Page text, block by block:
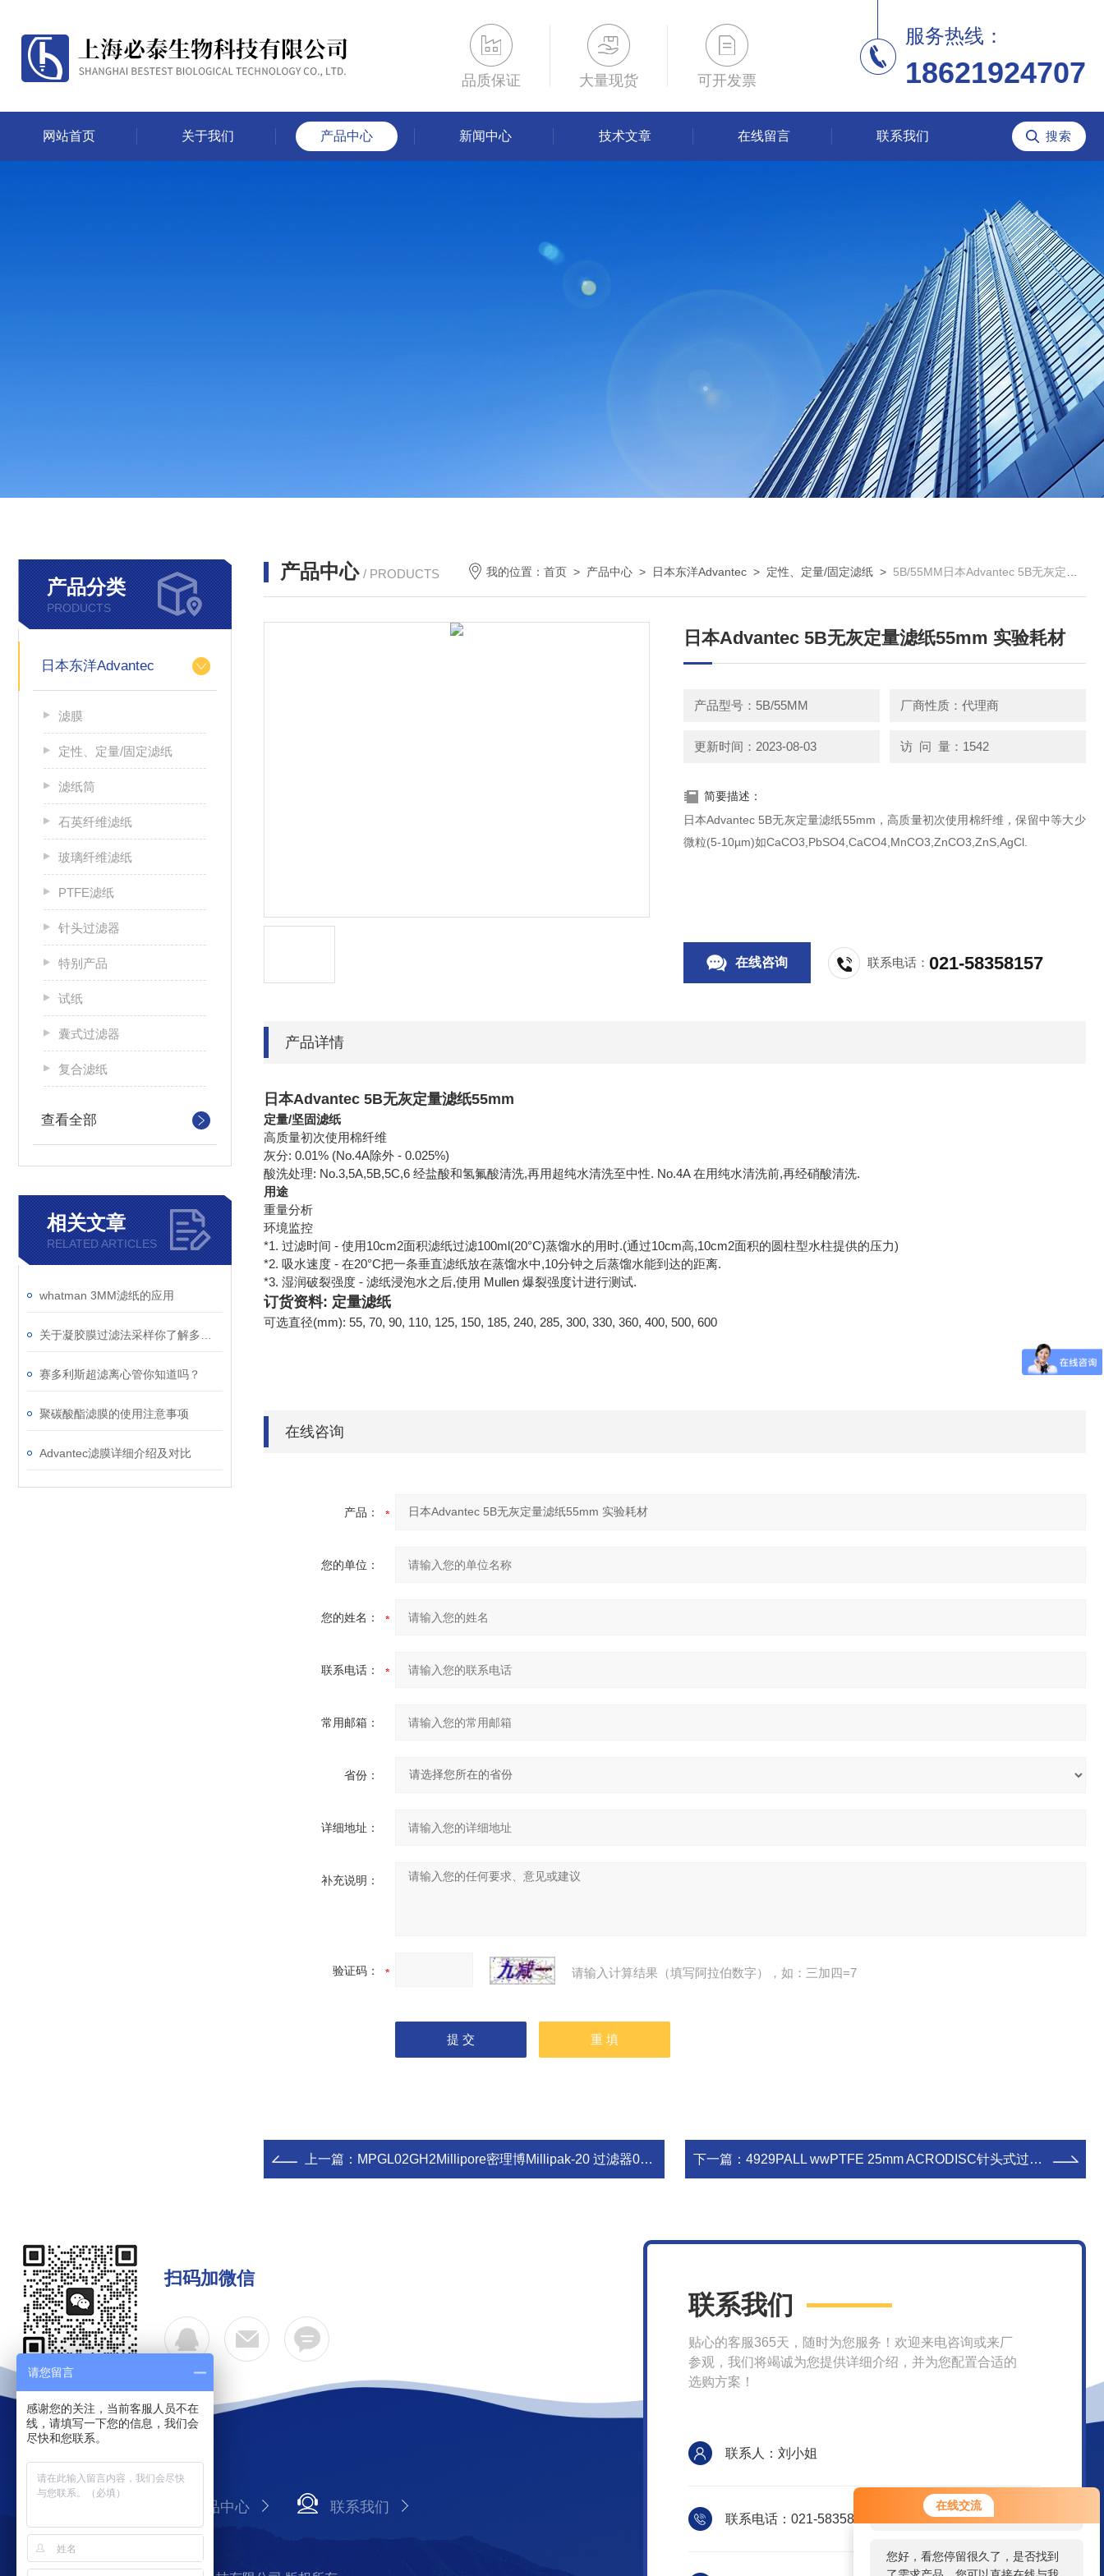
在线交流
您好！欢迎前来咨询，很高兴为您
服务，请问您要咨询什么问题呢？
您好，看您停留很久了，是否找到
品质保证 大量现货 可开发票
服务热线：
18621924707
网站首页 关于我们 产品中心 新闻中心 技术文章 在线留言 联系我们
产品分类
PRODUCTS
日本东洋Advantec
滤膜
定性、定量/固定滤纸
滤纸筒
石英纤维滤纸
玻璃纤维滤纸
PTFE滤纸
针头过滤器
特别产品
试纸
囊式过滤器
复合滤纸
查看全部
相关文章
RELATED ARTICLES
whatman 3MM滤纸的应用
赛多利斯超滤离心管你知道吗？
聚碳酸酯滤膜的使用注意事项
Advantec滤膜详细介绍及对比
产品中心 / PRODUCTS 我的位置：首页 > 产品中心 > 日本东洋Advantec > 定性、定量/固定滤纸 > 5B/55MM日本Advantec 5B无灰定量滤纸55mm 实验耗材
日本Advantec 5B无灰定量滤纸55mm 实验耗材
产品型号：5B/55MM 厂商性质：代理商
更新时间：2023-08-03 访 问 量：1542
简要描述：
日本Advantec 5B无灰定量滤纸55mm，高质量初次使用棉纤维，保留中等大少
微粒(5-10µm)如CaCO3,PbSO4,CaCO4,MnCO3,ZnCO3,ZnS,AgCl.
在线咨询 联系电话：021-58358157
产品详情
日本Advantec 5B无灰定量滤纸55mm
定量/坚固滤纸
高质量初次使用棉纤维
灰分: 0.01% (No.4A除外 - 0.025%)
酸洗处理: No.3,5A,5B,5C,6 经盐酸和氢氟酸清洗,再用超纯水清洗至中性. No.4A 在用纯水清洗前,再经硝酸清洗.
用途
重量分析
环境监控
*1. 过滤时间 - 使用10cm2面积滤纸过滤100ml(20°C)蒸馏水的用时.(通过10cm高,10cm2面积的圆柱型水柱提供的压力)
*2. 吸水速度 - 在20°C把一条垂直滤纸放在蒸馏水中,10分钟之后蒸馏水能到达的距离.
*3. 湿润破裂强度 - 滤纸浸泡水之后,使用 Mullen 爆裂强度计进行测试.
订货资料: 定量滤纸
可选直径(mm): 55, 70, 90, 110, 125, 150, 185, 240, 285, 300, 330, 360, 400, 500, 600
在线咨询
产品：
您的单位：
您的姓名：
联系电话：
常用邮箱：
省份：
详细地址：
补充说明：
验证码： 请输入计算结果（填写阿拉伯数字），如：三加四=7
上一篇： MPGL02GH2Millipore密理博Millipak-20 过滤器0.2um 实验室耗材 下一篇： 4929PALL wwPTFE 25mm ACRODISC针头式过滤器 实验耗材
扫码加微信
产品中心 联系我们
联系我们
贴心的客服365天，随时为您服务！欢迎来电咨询或来厂
参观，我们将竭诚为您提供详细介绍，并为您配置合适的
选购方案！
联系人：刘小姐
联系电话：021-58358157
请您留言
感谢您的关注，当前客服人员不在
线，请填写一下您的信息，我们会
尽快和您联系。